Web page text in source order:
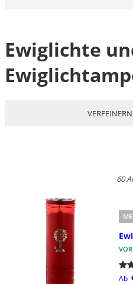
Ewiglichte
60
Ab